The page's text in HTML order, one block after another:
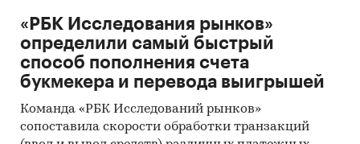
Объем рынка технических газов Кемеровской
области в денежном выражении в 2016 году
составил: по азоту –***руб., по кислороду –
руб., по аргону – ***руб., по СПБТ –***руб., по
диоксиду углерода –
руб., по ацетилену –
руб.
«РБК Исследования рынков»
определили самый быстрый
способ пополнения счета
букмекера и перевода выигрышей
Команда «РБК Исследований рынков»
сопоставила скорости обработки транзакций